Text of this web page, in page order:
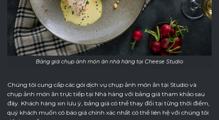
Bảng giá chụp ảnh món ăn nhà hàng tại Cheese Studio
Chúng tôi cung cấp các gói dịch vụ chụp ảnh món ăn tại Studio và
chụp ảnh món ăn trực tiếp tại Nhà hàng với bảng giá tham khảo sau
đây. Khách hàng xin lưu ý, bảng giá có thể thay đổi tại từng thời điểm,
quý khách muốn có báo giá chính xác nhất có thể liên hệ với chúng tôi